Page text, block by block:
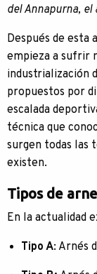
del Annapurna, el
Después de esta
empieza a sufrir
industrialización
propuestos por
escalada
técnica que
surgen todas las
existen.
Tipos de
En la actualidad
Tipo A: Arnés